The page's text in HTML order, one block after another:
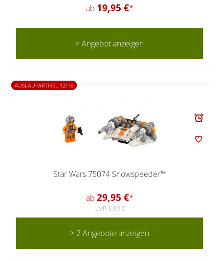
ab 19,95 €*
> Angebot anzeigen
AUSLAUFARTIKEL 12/16
Star Wars 75074 Snowspeeder™
ab 29,95 €*
UVP 9,99 €
> 2 Angebote anzeigen